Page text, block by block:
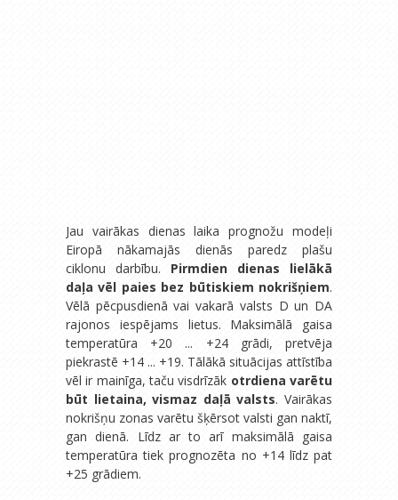
Jau vairākas dienas laika prognožu modeļi
Eiropā nākamajās dienās paredz plašu
ciklonu darbību. Pirmdien dienas lielākā
daļa vēl paies bez būtiskiem nokrišņiem.
Vēlā pēcpusdienā vai vakarā valsts D un DA
rajonos iespējams lietus. Maksimālā gaisa
temperatūra +20 ... +24 grādi, pretvēja
piekrastē +14 ... +19. Tālākā situācijas attīstība
vēl ir mainīga, taču visdrīzāk otrdiena varētu
būt lietaina, vismaz daļā valsts. Vairākas
nokrišņu zonas varētu šķērsot valsti gan naktī,
gan dienā. Līdz ar to arī maksimālā gaisa
temperatūra tiek prognozēta no +14 līdz pat
+25 grādiem.